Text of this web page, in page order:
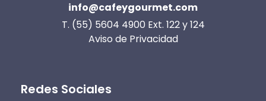
info@cafeygourmet.com
T. (55) 5604 4900 Ext. 122 y 124
Aviso de Privacidad
Redes Sociales